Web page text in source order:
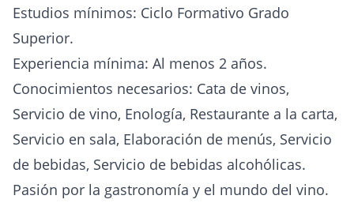
Estudios mínimos: Ciclo Formativo Grado
Superior.
Experiencia mínima: Al menos 2 años.
Conocimientos necesarios: Cata de vinos,
Servicio de vino, Enología, Restaurante a la carta,
Servicio en sala, Elaboración de menús, Servicio
de bebidas, Servicio de bebidas alcohólicas.
Pasión por la gastronomía y el mundo del vino.